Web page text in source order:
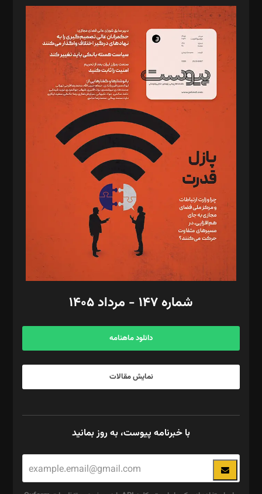
مدیر مسئول: محمدباقر اثنی‌عشری
سردبیر: مهرک محمودی
دبیر تحریریه: میثم قاسمی
د‌بیر ناداستان: سمانه سمیع
د‌بیر خدمت و تجارت: ابوالفضل رجبی
د‌بیر حقوق فناوری: حسام‌الدین ایپکچی
د‌بیر پیوست جهان: مینا پاکدل
د‌بیر تحریریه آنلاین: بابک نقاش
تحریریه‌: مجتبی محمود‌ی، آرش برهمند، یسنا امان‌پور، سروش کرمیان،
مصطفی مسجدی آرانی، ابوالفضل رجبی، زهرا فکرانه، فائزه فتحی
رستمی،مصطفی باستان
ویرایش: نگار استاد‌‌آقا
طراح یونیفرم: مجید توکلی
فیلمبرداری و عکاسی: امیر شفیعی، مانی لطفی زاده
گرافیک و صفحه‌آرایی: سید‌سبحان‌علی ثابت
مد‌یر توسعه تجاری: کامبیز برید‌
امور مالی: شاپور رهبری، محمد‌ کاظمی‌نیا
آگهی و مشترکین: ۰۹۱۹۹۹۹۰۴۵۴
شماره ۱۴۷ - مرداد ۱۴۰۵
دانلود ماهنامه
نمایش مقالات
با خبرنامه پیوست، به روز بمانید